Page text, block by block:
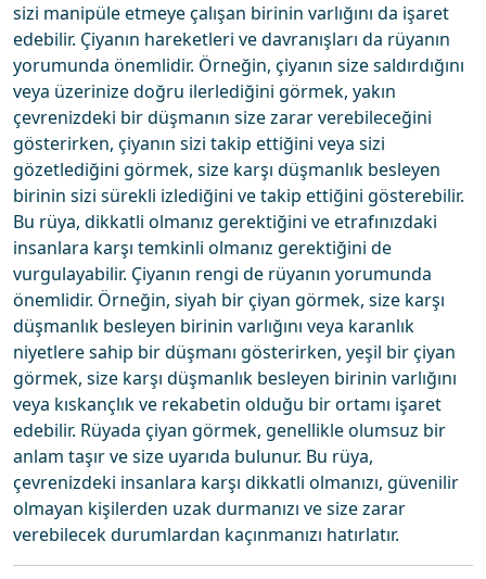
sizi manipüle etmeye çalışan birinin varlığını da işaret
edebilir. Çiyanın hareketleri ve davranışları da rüyanın
yorumunda önemlidir. Örneğin, çiyanın size saldırdığını
veya üzerinize doğru ilerlediğini görmek, yakın
çevrenizdeki bir düşmanın size zarar verebileceğini
gösterirken, çiyanın sizi takip ettiğini veya sizi
gözetlediğini görmek, size karşı düşmanlık besleyen
birinin sizi sürekli izlediğini ve takip ettiğini gösterebilir.
Bu rüya, dikkatli olmanız gerektiğini ve etrafınızdaki
insanlara karşı temkinli olmanız gerektiğini de
vurgulayabilir. Çiyanın rengi de rüyanın yorumunda
önemlidir. Örneğin, siyah bir çiyan görmek, size karşı
düşmanlık besleyen birinin varlığını veya karanlık
niyetlere sahip bir düşmanı gösterirken, yeşil bir çiyan
görmek, size karşı düşmanlık besleyen birinin varlığını
veya kıskançlık ve rekabetin olduğu bir ortamı işaret
edebilir. Rüyada çiyan görmek, genellikle olumsuz bir
anlam taşır ve size uyarıda bulunur. Bu rüya,
çevrenizdeki insanlara karşı dikkatli olmanızı, güvenilir
olmayan kişilerden uzak durmanızı ve size zarar
verebilecek durumlardan kaçınmanızı hatırlatır.